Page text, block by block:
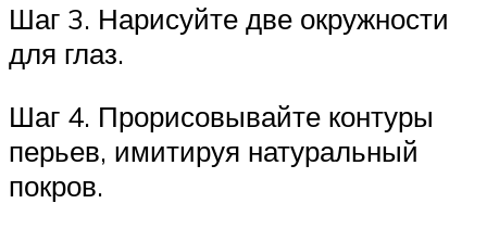
Шаг 3. Нарисуйте две окружности
для глаз.
Шаг 4. Прорисовывайте контуры
перьев, имитируя натуральный
покров.